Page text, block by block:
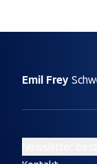
Emil Frey